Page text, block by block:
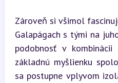
Zároveň si všimol
Galapágach s tými na
podobnosť v
základnú myšlienku
sa postupne vplyvom